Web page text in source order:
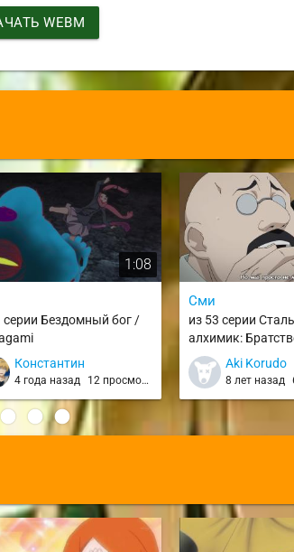
WEBM
1:08
серии Бездомный бог /
Константин
4 года назад 12 просмотров
Сми
из 53 серии
алхимик:
no Renkinjutsushi
FMA (2009)
Aki Korudo
8 лет назад